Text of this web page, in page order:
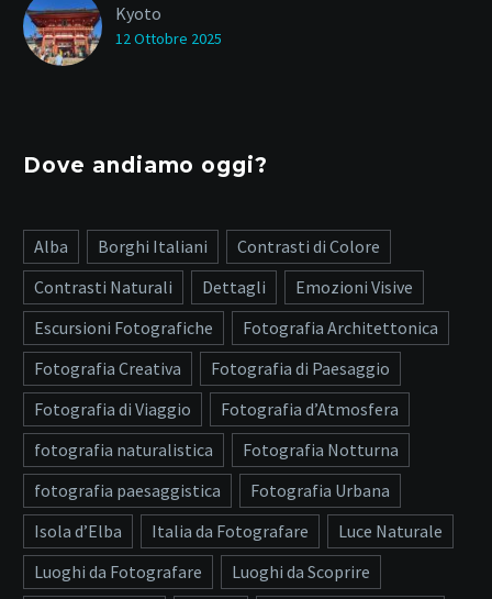
Kyoto
12 Ottobre 2025
Dove andiamo oggi?
Alba Borghi Italiani
Contrasti di Colore
Contrasti Naturali
Dettagli
Emozioni Visive
Escursioni Fotografiche
Fotografia Architettonica
Fotografia Creativa
Fotografia di Paesaggio
Fotografia di Viaggio
Fotografia d’Atmosfera
fotografia naturalistica
Fotografia Notturna
fotografia paesaggistica
Fotografia Urbana
Isola d’Elba
Italia da Fotografare
Luce Naturale
Luoghi da Fotografare
Luoghi da Scoprire